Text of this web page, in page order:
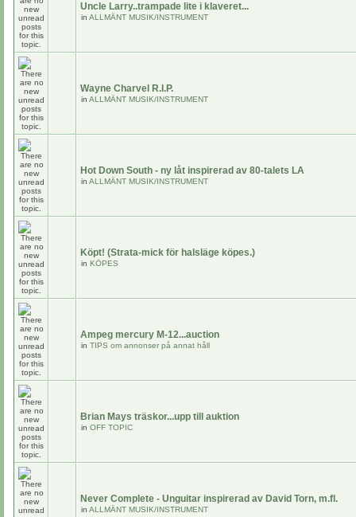
Uncle Larry..trampade lite i klaveret...
in ALLMÄNT MUSIK/INSTRUMENT
Wayne Charvel R.I.P.
in ALLMÄNT MUSIK/INSTRUMENT
Hot Down South - ny låt inspirerad av 80-talets LA
in ALLMÄNT MUSIK/INSTRUMENT
Köpt! (Strata-mick för halsläge köpes.)
in KÖPES
Ampeg mercury M-12...auction
in TIPS om annonser på annat håll
Brian Mays träskor...upp till auktion
in OFF TOPIC
Never Complete - Unguitar inspirerad av David Torn, m.fl.
in ALLMÄNT MUSIK/INSTRUMENT